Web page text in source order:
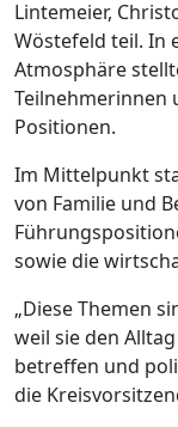
Lintemeier,
Wöstefeld teil. In
Atmosphäre
Teilnehmerinnen
Positionen.
Im Mittelpunkt
von Familie und
sowie die
„Diese Themen
weil sie den
betreffen und
die